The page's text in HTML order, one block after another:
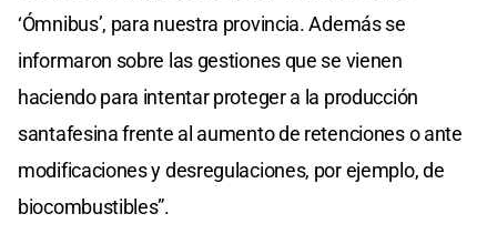
‘Ómnibus’, para nuestra provincia. Además se
informaron sobre las gestiones que se vienen
haciendo para intentar proteger a la producción
santafesina frente al aumento de retenciones o ante
modificaciones y desregulaciones, por ejemplo, de
biocombustibles”.